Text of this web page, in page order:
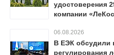
удостоверения
компании
06.08.2026
В ЕЭК обсудили
регулирования